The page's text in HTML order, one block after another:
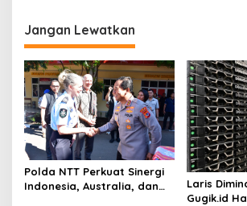
g
a
s
i
p
o
s
Jangan Lewatkan
Polda NTT Perkuat Sinergi
Indonesia, Australia, dan
Laris
Gugik.id